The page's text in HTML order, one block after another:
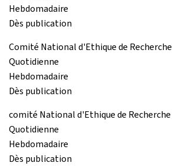
Hebdomadaire
Dès publication
Comité National d'Ethique de Recherche
Quotidienne
Hebdomadaire
Dès publication
comité National d'Ethique de Recherche
Quotidienne
Hebdomadaire
Dès publication